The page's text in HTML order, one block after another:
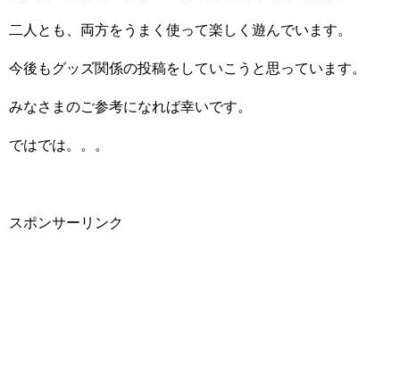
二人とも、両方をうまく使って楽しく遊んでいます。
今後もグッズ関係の投稿をしていこうと思っています。
みなさまのご参考になれば幸いです。
ではでは。。。
スポンサーリンク